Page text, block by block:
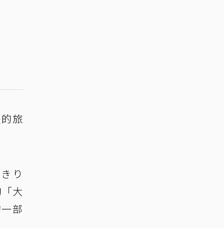
旅
り
大
部